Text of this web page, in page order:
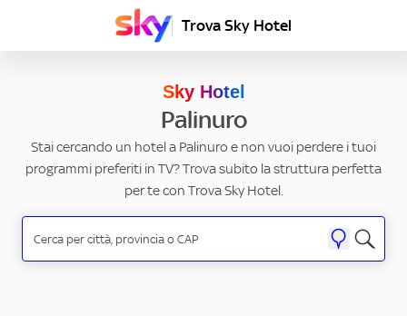
Trova Sky Hotel
Sky Hotel
Palinuro
Stai cercando un hotel a Palinuro e non vuoi perdere i tuoi
programmi preferiti in TV? Trova subito la struttura perfetta
per te con Trova Sky Hotel.